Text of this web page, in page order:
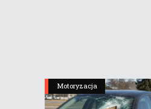
Motoryzacja